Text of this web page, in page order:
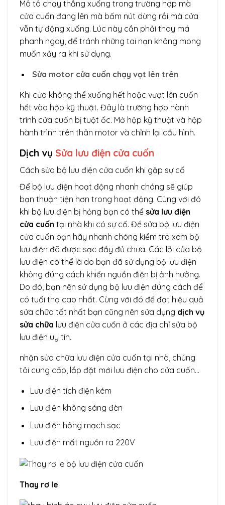
Mô tô chạy thẳng xuống trong trường hợp mà
cửa cuốn đang lên mà bấm nút dừng rồi mà cửa
vẫn tự động xuống. Lúc này cần phải thay má
phanh ngay, để tránh những tai nạn không mong
muốn xảy ra khi sử dụng.
Sửa motor cửa cuốn chạy vọt lên trên
Khi cửa không thể xuống hết hoặc vượt lên cuốn
hết vào hộp kỹ thuật. Đây là trường hợp hành
trình cửa cuốn bị tuột ốc. Mở hộp kỹ thuật và hộp
hành trình trên thân motor và chỉnh lại cấu hình.
Dịch vụ Sửa lưu điện cửa cuốn
Cách sửa bộ lưu điện cửa cuốn khi gặp sự cố
Để bộ lưu điện hoạt động nhanh chóng sẽ giúp
bạn thuận tiện hơn trong hoạt động. Cùng với đó
khi bộ lưu điện bị hỏng bạn có thể sửa lưu điện
cửa cuốn tại nhà khi có sự cố. Để sửa bộ lưu điện
cửa cuốn bạn hãy nhanh chóng kiểm tra xem bộ
lưu điện đã được sạc đầy đủ chưa. Các lỗi của bộ
lưu điện có thể là do bạn đã sử dụng bộ lưu điện
không đúng cách khiến nguồn điện bị ảnh hưởng.
Do đó, bạn nên sử dụng bộ lưu điện đúng cách để
có tuổi thọ cao nhất. Cùng với đó để đạt hiệu quả
sửa chữa tốt nhất bạn cũng nên sửa dụng dịch vụ
sửa chữa lưu điện cửa cuốn ở các địa chỉ sửa bộ
lưu điện uy tín.
nhận sửa chữa lưu điện cửa cuốn tại nhà, chúng
tôi cung cấp, lắp đặt mới lưu điện cho cửa cuốn…
Lưu điện tích điện kém
Lưu điện không sáng đèn
Lưu điện hỏng mạch sạc
Lưu điện mất nguồn ra 220V
Thay rơ le